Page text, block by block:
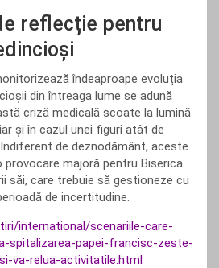
reflecție pentru
îndeaproape evoluția
din întreaga lume se adună
criză medicală scoate la lumină
și în cazul unei figuri atât de
de deznodământ, aceste
majoră pentru Biserica
săi, care trebuie să gestioneze cu
de incertitudine.
international/scenariile-care-
spitalizarea-papei-francisc-zeste-
va-relua-activitatile.html